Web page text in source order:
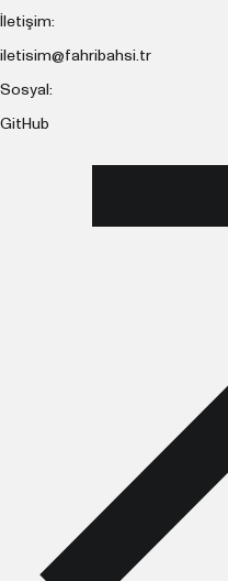
İletişim:
iletisim@fahribahsi.tr
Sosyal:
GitHub